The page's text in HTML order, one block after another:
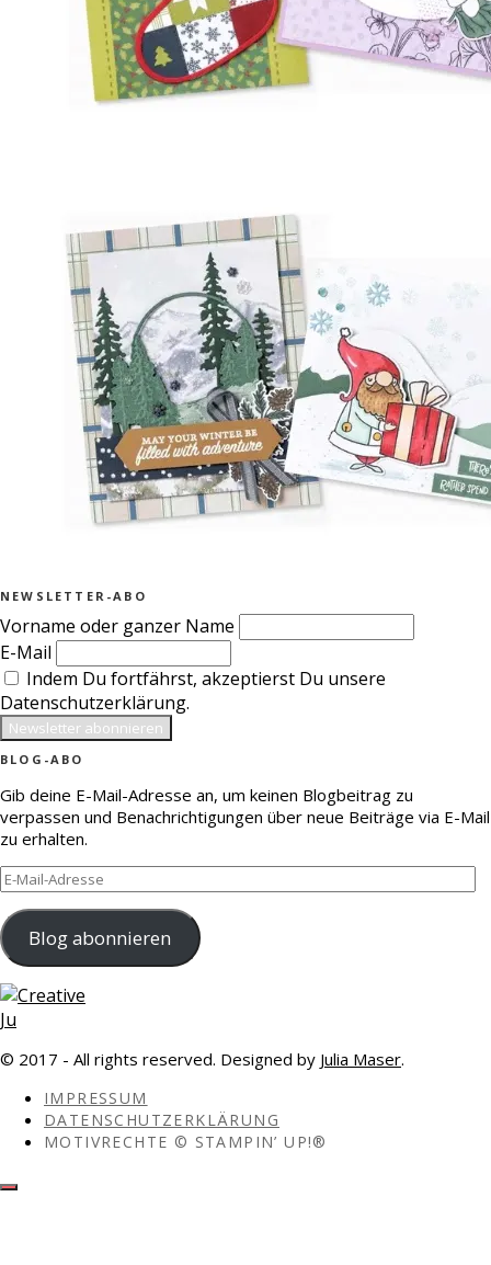
NEWSLETTER-ABO
Vorname oder ganzer Name
E-Mail
Indem Du fortfährst, akzeptierst Du unsere
Datenschutzerklärung.
BLOG-ABO
Gib deine E-Mail-Adresse an, um keinen Blogbeitrag zu
verpassen und Benachrichtigungen über neue Beiträge via E-Mail
zu erhalten.
E-
Mail-
Adresse
Blog abonnieren
© 2017 - All rights reserved. Designed by Julia Maser.
IMPRESSUM
DATENSCHUTZERKLÄRUNG
MOTIVRECHTE © STAMPIN’ UP!®